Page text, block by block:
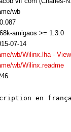
wb
amigaos >= 1.3.0
07-14
wb/Wilinx.lha-
wb/Wilinx.readme
en